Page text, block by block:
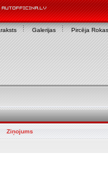
Galerijas Pircēja
Ziņojums